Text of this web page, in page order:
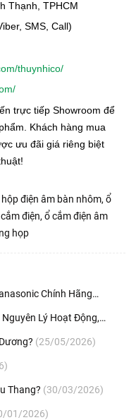
Thạnh, TPHCM
SMS, Call)
thuynhico/
trực tiếp Showroom để
Khách hàng mua
ưu đãi giá riêng biệt
hộp điện âm bàn nhôm, ổ
điện, ổ cắm điện âm
họp
Chính Hãng
Nguyên Lý Hoạt Động,
(25/05/2026)
Thang? (30/03/2026)
01/2026)